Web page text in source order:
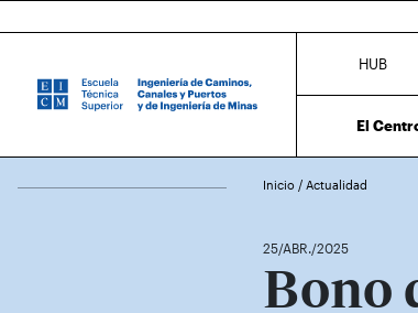
HUB
El
Inicio / Actualidad
25/ABR./2025
Bono